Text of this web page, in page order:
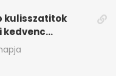
kulisszatitok
kedvenc
Joy szerint